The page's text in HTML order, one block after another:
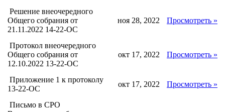
Решение внеочередного
Общего собрания от
21.11.2022 14-22-ОС
ноя 28, 2022 Просмотреть »
Протокол внеочередного
Общего собрания от
12.10.2022 13-22-ОС
окт 17, 2022 Просмотреть »
Приложение 1 к протоколу
13-22-ОС
окт 17, 2022 Просмотреть »
Письмо в СРО